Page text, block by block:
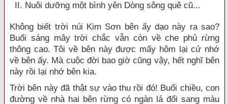
II. Nuôi dưỡng một bình yên Dòng sông quê cũ...
Không biết trời núi Kim Sơn bên ấy dạo này ra sao?
Buổi sáng mây trời chắc vẫn còn về che phủ rừng
thông cao. Tôi về bên này được mấy hôm lại cứ nhớ
về bên ấy. Mà cuộc đời bao giờ cũng vậy, hết nghĩ bên
này rồi lại nhớ bên kia.
Trời bên này đã thật sự vào thu rồi đó! Buổi chiều, con
đường về nhà hai bên rừng có ngàn lá đổi sang màu